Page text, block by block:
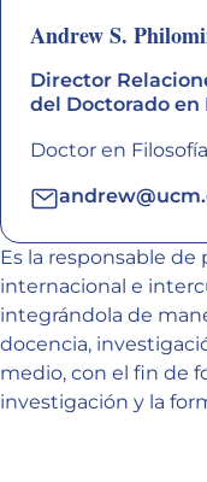
Andrew S.
Director
del Doctorado en
Doctor en Filosofía
Es la responsable
internacional e
integrándola de
docencia,
medio, con el fin de
investigación y la